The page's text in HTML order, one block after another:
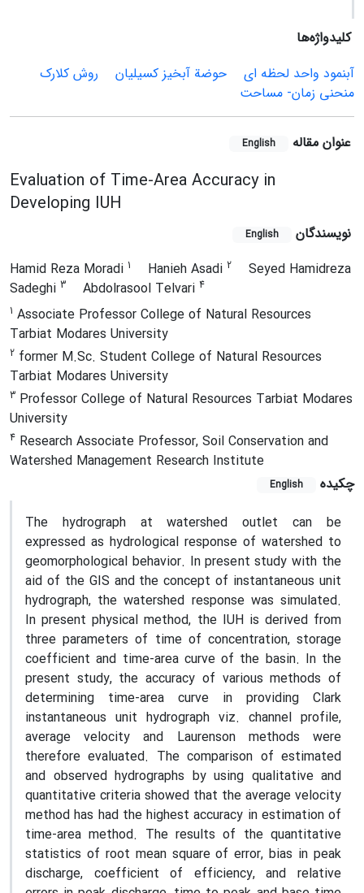
کلیدواژه‌ها
آب‏نمود واحد لحظه‏ ای
حوضة آبخیز کسیلیان
روش کلارک
منحنی زمان- مساحت
عنوان مقاله English
Evaluation of Time-Area Accuracy in
Developing IUH
نویسندگان English
Hamid Reza Moradi 1 Hanieh Asadi 2
Seyed Hamidreza
Sadeghi 3 Abdolrasool Telvari 4
1 Associate Professor College of Natural Resources
Tarbiat Modares University
2 former M.Sc. Student College of Natural Resources
Tarbiat Modares University
3 Professor College of Natural Resources Tarbiat Modares
University
4 Research Associate Professor, Soil Conservation and
Watershed Management Research Institute
چکیده
English
The hydrograph at watershed outlet can be
expressed as hydrological response of watershed to
geomorphological behavior. In present study with the
aid of the GIS and the concept of instantaneous unit
hydrograph, the watershed response was simulated.
In present physical method, the IUH is derived from
three parameters of time of concentration, storage
coefficient and time-area curve of the basin. In the
present study, the accuracy of various methods of
determining time-area curve in providing Clark
instantaneous unit hydrograph viz. channel profile,
average velocity and Laurenson methods were
therefore evaluated. The comparison of estimated
and observed hydrographs by using qualitative and
quantitative criteria showed that the average velocity
method has had the highest accuracy in estimation of
time-area method. The results of the quantitative
statistics of root mean square of error, bias in peak
discharge, coefficient of efficiency, and relative